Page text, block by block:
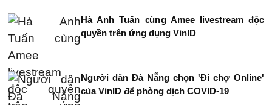
Hà Anh Tuấn cùng Amee livestream độc
quyền trên ứng dụng VinID
Người dân Đà Nẵng chọn 'Đi chợ Online'
của VinID để phòng dịch COVID-19